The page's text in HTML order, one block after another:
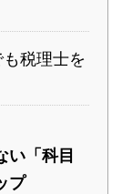
税理士を
い「科目
プ